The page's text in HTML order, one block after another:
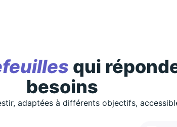
qui
besoins
adaptées à différents objectifs,